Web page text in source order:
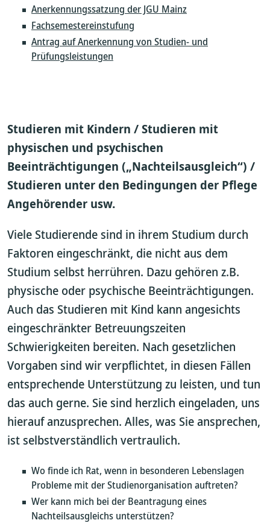
Anerkennungssatzung der JGU Mainz
Fachsemestereinstufung
Antrag auf Anerkennung von Studien- und
Prüfungsleistungen
Studieren mit Kindern / Studieren mit
physischen und psychischen
Beeinträchtigungen („Nachteilsausgleich“) /
Studieren unter den Bedingungen der Pflege
Angehörender usw.
Viele Studierende sind in ihrem Studium durch
Faktoren eingeschränkt, die nicht aus dem
Studium selbst herrühren. Dazu gehören z.B.
physische oder psychische Beeinträchtigungen.
Auch das Studieren mit Kind kann angesichts
eingeschränkter Betreuungszeiten
Schwierigkeiten bereiten. Nach gesetzlichen
Vorgaben sind wir verpflichtet, in diesen Fällen
entsprechende Unterstützung zu leisten, und tun
das auch gerne. Sie sind herzlich eingeladen, uns
hierauf anzusprechen. Alles, was Sie ansprechen,
ist selbstverständlich vertraulich.
Wo finde ich Rat, wenn in besonderen Lebenslagen
Probleme mit der Studienorganisation auftreten?
Wer kann mich bei der Beantragung eines
Nachteilsausgleichs unterstützen?